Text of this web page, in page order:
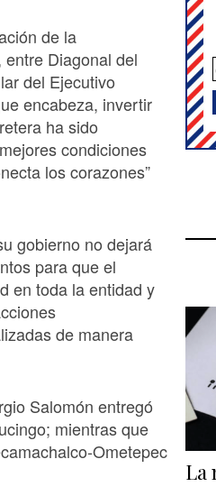
de la
Diagonal del
del Ejecutivo
encabeza, invertir
ha sido
condiciones
los corazones”
gobierno no dejará
para que el
en toda la entidad y
de manera
Salomón entregó
mientras que
Ometepec
La